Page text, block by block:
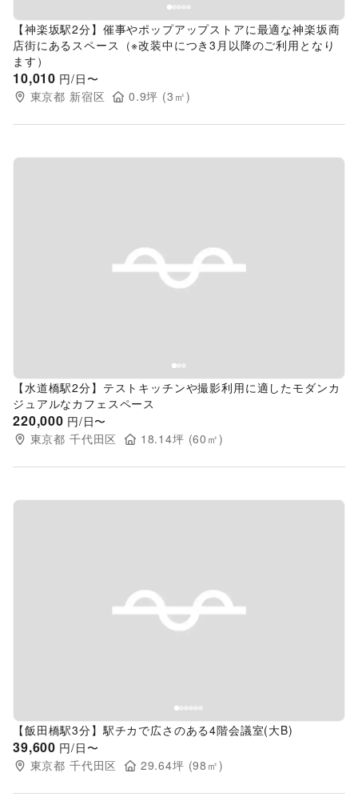
【神楽坂駅2分】催事やポップアップストアに最適な神楽坂商
店街にあるスペース（※改装中につき3月以降のご利用となり
ます）
10,010 円/日〜
東京都 新宿区 0.9坪 (3 ㎡)
Previous slide
【水道橋駅2分】テストキッチンや撮影利用に適したモダンカ
ジュアルなカフェスペース
220,000 円/日〜
東京都 千代田区 18.14坪 (60 ㎡)
Previous slide
【飯田橋駅3分】駅チカで広さのある4階会議室(大B)
39,600 円/日〜
東京都 千代田区 29.64坪 (98 ㎡)